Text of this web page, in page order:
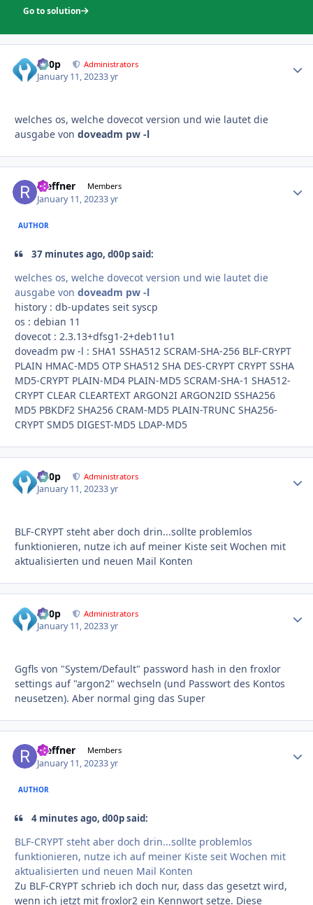
Go to solution
d00p Administrators
January 11, 20233 yr
welches os, welche dovecot version und wie lautet die
ausgabe von doveadm pw -l
rseffner Members
January 11, 20233 yr
AUTHOR
37 minutes ago, d00p said:
welches os, welche dovecot version und wie lautet die
ausgabe von doveadm pw -l
history : db-updates seit syscp
os : debian 11
dovecot : 2.3.13+dfsg1-2+deb11u1
doveadm pw -l : SHA1 SSHA512 SCRAM-SHA-256 BLF-CRYPT
PLAIN HMAC-MD5 OTP SHA512 SHA DES-CRYPT CRYPT SSHA
MD5-CRYPT PLAIN-MD4 PLAIN-MD5 SCRAM-SHA-1 SHA512-
CRYPT CLEAR CLEARTEXT ARGON2I ARGON2ID SSHA256
MD5 PBKDF2 SHA256 CRAM-MD5 PLAIN-TRUNC SHA256-
CRYPT SMD5 DIGEST-MD5 LDAP-MD5
d00p Administrators
January 11, 20233 yr
BLF-CRYPT steht aber doch drin...sollte problemlos
funktionieren, nutze ich auf meiner Kiste seit Wochen mit
aktualisierten und neuen Mail Konten
d00p Administrators
January 11, 20233 yr
Ggfls von "System/Default" password hash in den froxlor
settings auf "argon2" wechseln (und Passwort des Kontos
neusetzen). Aber normal ging das Super
rseffner Members
January 11, 20233 yr
AUTHOR
4 minutes ago, d00p said:
BLF-CRYPT steht aber doch drin...sollte problemlos
funktionieren, nutze ich auf meiner Kiste seit Wochen mit
aktualisierten und neuen Mail Konten
Zu BLF-CRYPT schrieb ich doch nur, dass das gesetzt wird,
wenn ich jetzt mit froxlor2 ein Kennwort setze. Diese